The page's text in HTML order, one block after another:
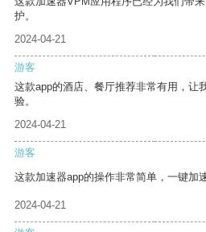
护。
2024-04-21
游客
这款app的酒店、餐厅推荐非常有用，让
验。
2024-04-21
游客
这款加速器app的操作非常简单，一键加
2024-04-21